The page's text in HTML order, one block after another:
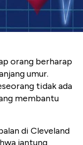
orang berharap
umur.
tidak ada
membantu
di Cleveland
jantung